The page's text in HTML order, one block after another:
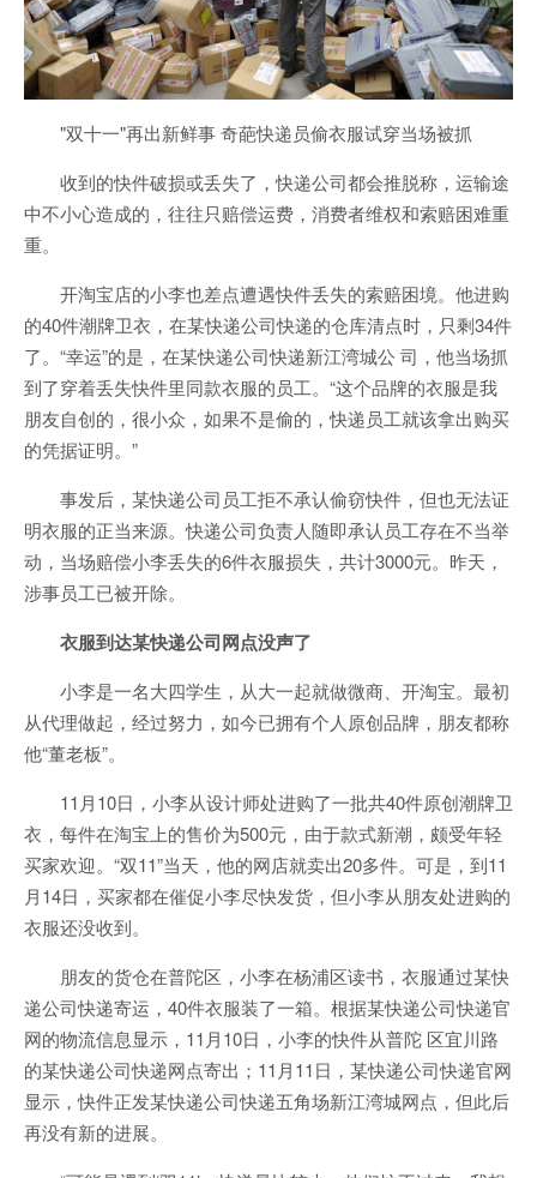
"双十一"再出新鲜事 奇葩快递员偷衣服试穿当场被抓
收到的快件破损或丢失了，快递公司都会推脱称，运输途
中不小心造成的，往往只赔偿运费，消费者维权和索赔困难重
重。
开淘宝店的小李也差点遭遇快件丢失的索赔困境。他进购
的40件潮牌卫衣，在某快递公司快递的仓库清点时，只剩34件
了。“幸运”的是，在某快递公司快递新江湾城公 司，他当场抓
到了穿着丢失快件里同款衣服的员工。“这个品牌的衣服是我
朋友自创的，很小众，如果不是偷的，快递员工就该拿出购买
的凭据证明。”
事发后，某快递公司员工拒不承认偷窃快件，但也无法证
明衣服的正当来源。快递公司负责人随即承认员工存在不当举
动，当场赔偿小李丢失的6件衣服损失，共计3000元。昨天，
涉事员工已被开除。
衣服到达某快递公司网点没声了
小李是一名大四学生，从大一起就做微商、开淘宝。最初
从代理做起，经过努力，如今已拥有个人原创品牌，朋友都称
他“董老板”。
11月10日，小李从设计师处进购了一批共40件原创潮牌卫
衣，每件在淘宝上的售价为500元，由于款式新潮，颇受年轻
买家欢迎。“双11”当天，他的网店就卖出20多件。可是，到11
月14日，买家都在催促小李尽快发货，但小李从朋友处进购的
衣服还没收到。
朋友的货仓在普陀区，小李在杨浦区读书，衣服通过某快
递公司快递寄运，40件衣服装了一箱。根据某快递公司快递官
网的物流信息显示，11月10日，小李的快件从普陀 区宜川路
的某快递公司快递网点寄出；11月11日，某快递公司快递官网
显示，快件正发某快递公司快递五角场新江湾城网点，但此后
再没有新的进展。